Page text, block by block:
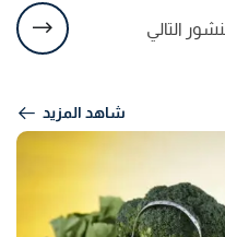
التالي
شاهد المزيد